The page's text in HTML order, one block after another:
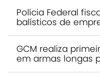
Polícia Federal
balísticos de
GCM realiza
em armas longas